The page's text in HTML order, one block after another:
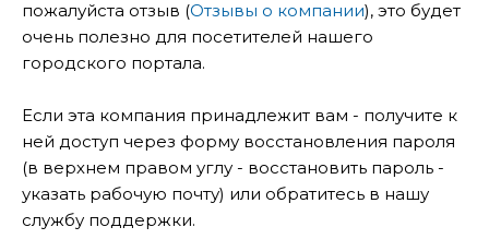
пожалуйста отзыв (Отзывы о компании), это будет
очень полезно для посетителей нашего
городского портала.
Если эта компания принадлежит вам - получите к
ней доступ через форму восстановления пароля
(в верхнем правом углу - восстановить пароль -
указать рабочую почту) или обратитесь в нашу
службу поддержки.